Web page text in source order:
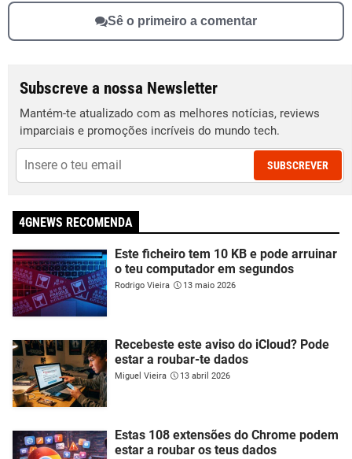
Sê o primeiro a comentar
Subscreve a nossa Newsletter
Mantém-te atualizado com as melhores notícias, reviews
imparciais e promoções incríveis do mundo tech.
SUBSCREVER
4GNEWS RECOMENDA
Este ficheiro tem 10 KB e pode arruinar
o teu computador em segundos
Rodrigo Vieira 13 maio 2026
Recebeste este aviso do iCloud? Pode
estar a roubar-te dados
Miguel Vieira 13 abril 2026
Estas 108 extensões do Chrome podem
estar a roubar os teus dados